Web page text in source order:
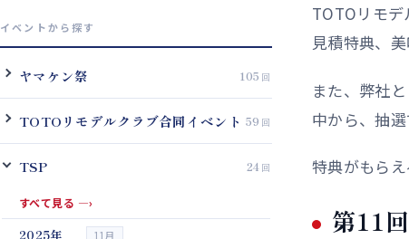
イベントから探す
ヤマケン祭 105
TOTOリモデルクラブ合同イベント 59
TSP 24
すべて見る —›
2025年 11月
TOTOリモ
見積特典、
また、弊社
中から、抽
特典がもら
第11